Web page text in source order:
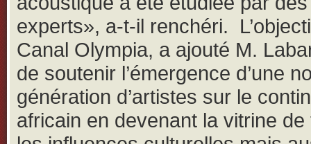
experts», a-t-il renchéri.
Canal Olympia, a ajouté M.
de soutenir l’émergence d’une
génération d’artistes sur le
africain en devenant la vitrine de